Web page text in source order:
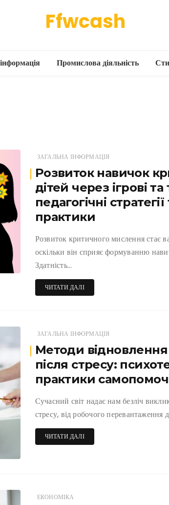
Ffwcash
Промислова діяльність
ЗАГАЛЬНА ІНФОРМАЦІЯ
Розвиток навичок
дітей через ігрові
педагогічні
практики
Розвиток критичного мислення стає
оскільки він сприяє формуванню
Здатність…
ЧИТАТИ ДАЛІ
ЗАГАЛЬНА ІНФОРМАЦІЯ
Методи відновлення
після стресу:
практики
Сучасний світ надає нам безліч
стресу, від робочого перевантаження
ЧИТАТИ ДАЛІ
ЕКОНОМІКА